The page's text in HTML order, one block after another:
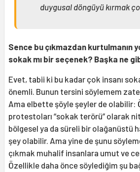
duygusal döngüyü kırmak
Sence bu çıkmazdan kurtulmanın
sokak mı bir seçenek? Başka ne
Evet, tabii ki bu kadar çok insanı
önemli. Bunun tersini söylemem
Ama elbette şöyle şeyler de olabilir:
protestoları “sokak terörü” olarak
bölgesel ya da süreli bir olağanüstü
şey olabilir. Ama yine de şunu
çıkmak muhalif insanlara umut ve
Özellikle daha önce söylediğim şu